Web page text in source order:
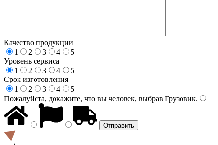
Качество продукции
1
2 3 4
5
Уровень сервиса
1
2 3 4
5
Срок изготовления
1
2 3 4
5
Пожалуйста, докажите, что вы человек, выбрав Грузовик.